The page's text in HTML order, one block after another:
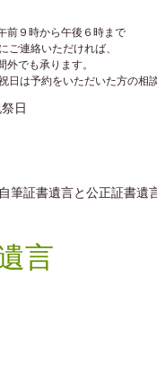
９時から午後６時まで
ご連絡いただければ、
外でも承ります。
日は予約をいただいた方の相
日
筆証書遺言と公正証書遺
言